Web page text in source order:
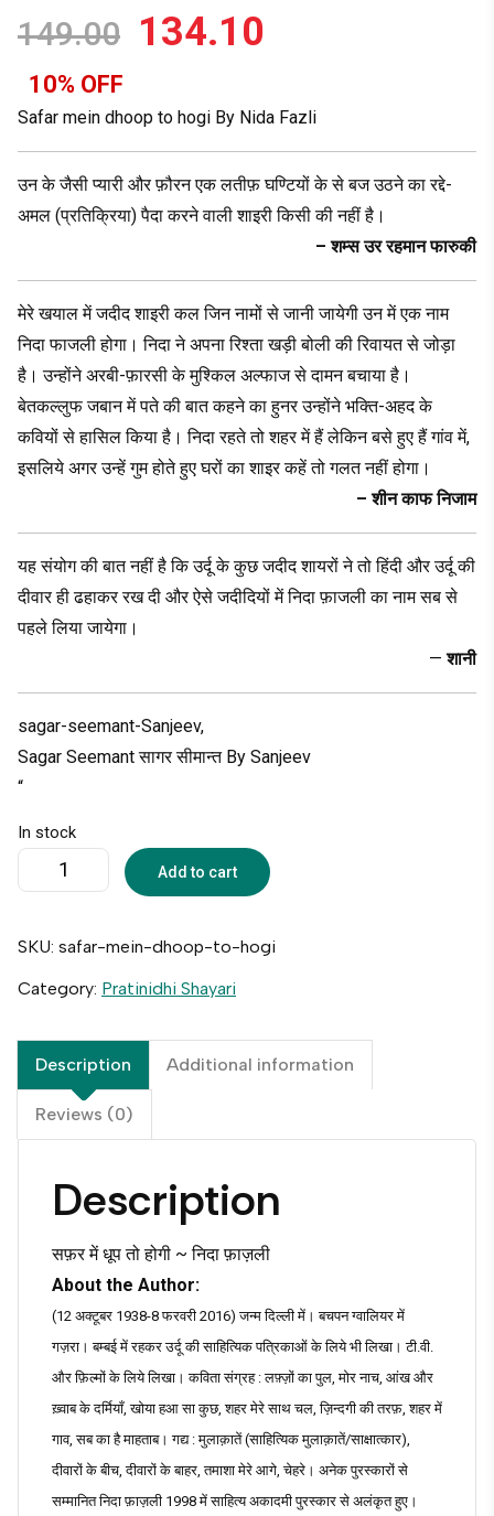
149.00 134.10
10% OFF
Safar mein dhoop to hogi By Nida Fazli
उन के जैसी प्यारी और फ़ौरन एक लतीफ़ घण्टियों के से बज उठने का रद्दे-
अमल (प्रतिक्रिया) पैदा करने वाली शाइरी किसी की नहीं है।
– शम्स उर रहमान फारुकी
मेरे खयाल में जदीद शाइरी कल जिन नामों से जानी जायेगी उन में एक नाम
निदा फाजली होगा। निदा ने अपना रिश्ता खड़ी बोली की रिवायत से जोड़ा
है। उन्होंने अरबी-फ़ारसी के मुश्किल अल्फाज से दामन बचाया है।
बेतकल्लुफ जबान में पते की बात कहने का हुनर उन्होंने भक्ति-अहद के
कवियों से हासिल किया है। निदा रहते तो शहर में हैं लेकिन बसे हुए हैं गांव में,
इसलिये अगर उन्हें गुम होते हुए घरों का शाइर कहें तो गलत नहीं होगा।
– शीन काफ निजाम
यह संयोग की बात नहीं है कि उर्दू के कुछ जदीद शायरों ने तो हिंदी और उर्दू की
दीवार ही ढहाकर रख दी और ऐसे जदीदियों में निदा फ़ाजली का नाम सब से
पहले लिया जायेगा।
— शानी
sagar-seemant-Sanjeev,
Sagar Seemant सागर सीमान्त By Sanjeev
“
In stock
Add to cart
SKU: safar-mein-dhoop-to-hogi
Category: Pratinidhi Shayari
Description Additional information
Reviews (0)
Description
सफ़र में धूप तो होगी ~ निदा फ़ाज़ली
About the Author:
(12 अक्टूबर 1938-8 फरवरी 2016) जन्म दिल्ली में। बचपन ग्वालियर में
गज़रा। बम्बई में रहकर उर्दू की साहित्यिक पत्रिकाओं के लिये भी लिखा। टी.वी.
और फ़िल्मों के लिये लिखा। कविता संग्रह : लफ़्ज़ों का पुल, मोर नाच, आंख और
ख़्वाब के दर्मियाँ, खोया हआ सा कुछ, शहर मेरे साथ चल, ज़िन्दगी की तरफ़, शहर में
गाव, सब का है माहताब। गद्य : मुलाक़ातें (साहित्यिक मुलाक़ातें/साक्षात्कार),
दीवारों के बीच, दीवारों के बाहर, तमाशा मेरे आगे, चेहरे। अनेक पुरस्कारों से
सम्मानित निदा फ़ाज़ली 1998 में साहित्य अकादमी पुरस्कार से अलंकृत हुए।